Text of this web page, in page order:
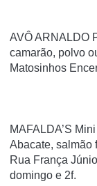
AVÔ ARNALDO
camarão, polvo
Matosinhos
MAFALDA’S
Abacate,
Rua França
domingo e 2f.